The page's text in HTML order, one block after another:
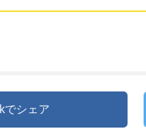
でシェア